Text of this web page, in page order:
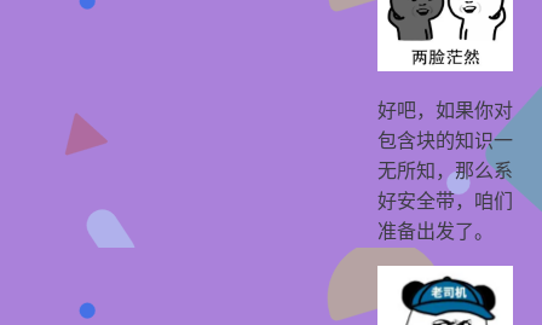
好吧，如果你对
包含块的知识一
无所知，那么系
好安全带，咱们
准备出发了。